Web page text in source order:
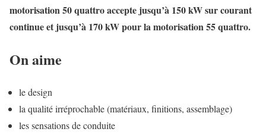
motorisation 50 quattro accepte jusqu’à 150 kW sur courant
continue et jusqu’à 170 kW pour la motorisation 55 quattro.
On aime
le design
la qualité irréprochable (matériaux, finitions, assemblage)
les sensations de conduite